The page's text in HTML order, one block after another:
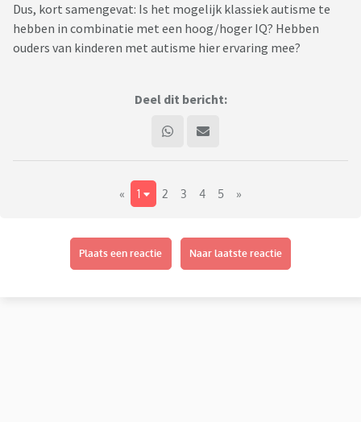
Dus, kort samengevat: Is het mogelijk klassiek autisme te
hebben in combinatie met een hoog/hoger IQ? Hebben
ouders van kinderen met autisme hier ervaring mee?
Deel dit bericht:
« 1 2 3 4 5 »
Plaats een reactie Naar laatste reactie